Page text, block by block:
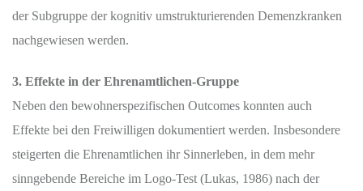
der Subgruppe der kognitiv umstrukturierenden Demenzkranken
nachgewiesen werden.
3. Effekte in der Ehrenamtlichen-Gruppe
Neben den bewohnerspezifischen Outcomes konnten auch
Effekte bei den Freiwilligen dokumentiert werden. Insbesondere
steigerten die Ehrenamtlichen ihr Sinnerleben, in dem mehr
sinngebende Bereiche im Logo-Test (Lukas, 1986) nach der